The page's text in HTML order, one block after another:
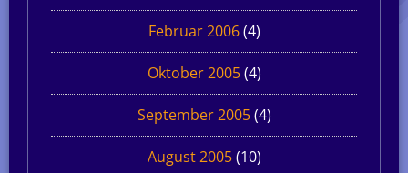
Februar 2006(4)
Oktober 2005(4)
September 2005(4)
August 2005(10)